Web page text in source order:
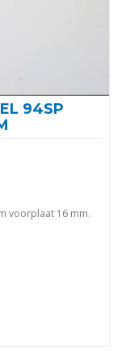
94SP
voorplaat 16 mm.